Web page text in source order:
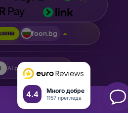
4.4 Много добре
1157 прегледа
foon.bg
AI powered by